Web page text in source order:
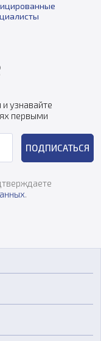
узнавайте
первыми
ПОДПИСАТЬСЯ
.